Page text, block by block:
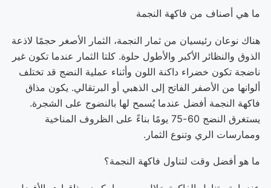
ما هي أصناف من فاكهة النجمة
هناك نوعان رئيسيان من ثمار النجمة، الثمار الأصغر حجمًا لاذعة
الذوق والنظائر الأكبر والأطول حلوة. كلتا الثمار عندما تكون غير
ناضجة تكون خضراء داكنة اللون وأثناء عملية النضج قد تختلف
ألوانها من الأصفر الفاتح إلى الذهبي أو البرتقالي. يكون مذاق
فاكهة النجمة أفضل عندما يُسمح لها بالنضوج على الشجرة.
يستغرق النضج 60-75 يومًا بناءً على الظروف المناخية
وممارسات الري وتنوع الثمار.
ما هو أفضل وقت لتناول فاكهة النجمة؟